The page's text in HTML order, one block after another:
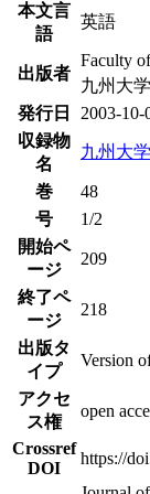
本文言
語
英語
出版者
Faculty
九州大
発行日
2003-10-
収録物
名
九州大
巻
48
号
1/2
開始ペ
ージ
209
終了ペ
ージ
218
出版タ
イプ
Version
アクセ
ス権
open
Crossref
DOI
https://